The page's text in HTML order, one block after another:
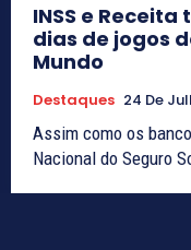
INSS e
dias de jogos
Mundo
Destaques 24 De
Assim como os
Nacional do Seguro